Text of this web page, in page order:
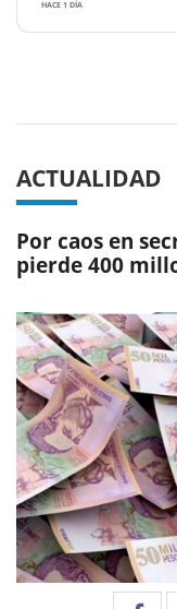
HACE 1 DÍA
ACTUALIDAD
Por caos en
pierde 400